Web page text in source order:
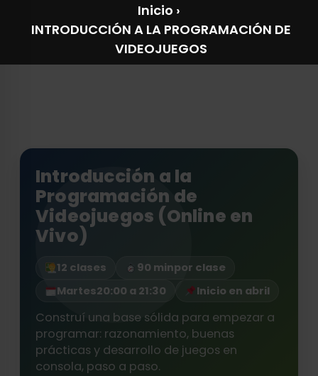
Inicio ›
INTRODUCCIÓN A LA PROGRAMACIÓN DE
VIDEOJUEGOS
Introducción a la
Programación de
Videojuegos (Online en
Vivo)
12 clases 90 minpor clase
Martes20:00 a 21:30 Inicio en abril
Construí una base sólida para empezar a
programar: razonamiento, buenas
prácticas y desarrollo de juegos en
consola, paso a paso.